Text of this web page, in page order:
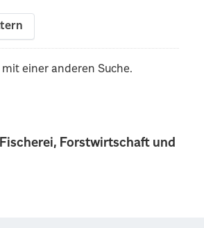
Forstwirtschaft und
mit einer anderen Suche.